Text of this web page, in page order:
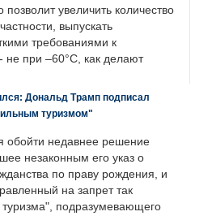
увеличить количество
выпускать
требованиями к
не при –60°C, как делают
Дональд Трамп подписал
туризмом"
обойти недавнее решение
незаконным его указ о
по праву рождения, и
на запрет так
подразумевающего